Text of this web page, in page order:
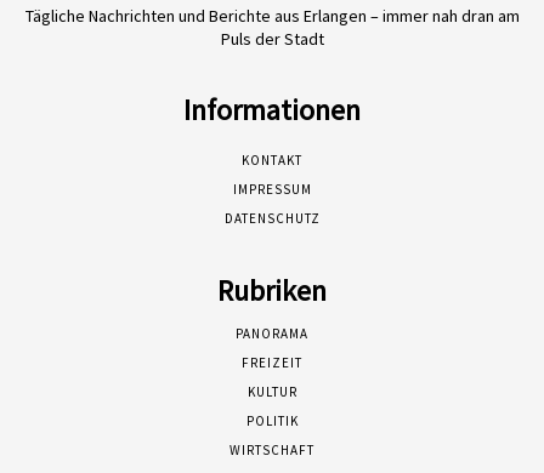
Tägliche Nachrichten und Berichte aus Erlangen – immer nah dran am
Puls der Stadt
Informationen
KONTAKT
IMPRESSUM
DATENSCHUTZ
Rubriken
PANORAMA
FREIZEIT
KULTUR
POLITIK
WIRTSCHAFT